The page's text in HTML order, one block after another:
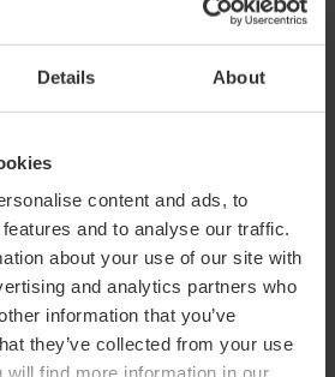
Details About
content and ads, to
and to analyse our traffic.
about your use of our site with
and analytics partners who
information that you’ve
they’ve collected from your use
find more information in our
Tourist Card
Card